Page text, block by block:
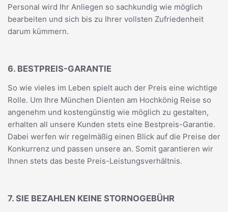
Personal wird Ihr Anliegen so sachkundig wie möglich
bearbeiten und sich bis zu Ihrer vollsten Zufriedenheit
darum kümmern.
6. BESTPREIS-GARANTIE
So wie vieles im Leben spielt auch der Preis eine wichtige
Rolle. Um Ihre München Dienten am Hochkönig Reise so
angenehm und kostengünstig wie möglich zu gestalten,
erhalten all unsere Kunden stets eine Bestpreis-Garantie.
Dabei werfen wir regelmäßig einen Blick auf die Preise der
Konkurrenz und passen unsere an. Somit garantieren wir
Ihnen stets das beste Preis-Leistungsverhältnis.
7. SIE BEZAHLEN KEINE STORNOGEBÜHR